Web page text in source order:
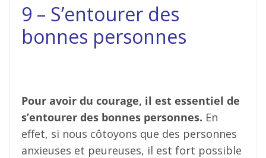
9 – S’entourer des
bonnes personnes
Pour avoir du courage, il est essentiel de
s’entourer des bonnes personnes. En
effet, si nous côtoyons que des personnes
anxieuses et peureuses, il est fort possible